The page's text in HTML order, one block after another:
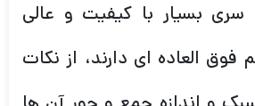
سری بسیار با کیفیت و عالی
فوق العاده ای دارند، از نکات